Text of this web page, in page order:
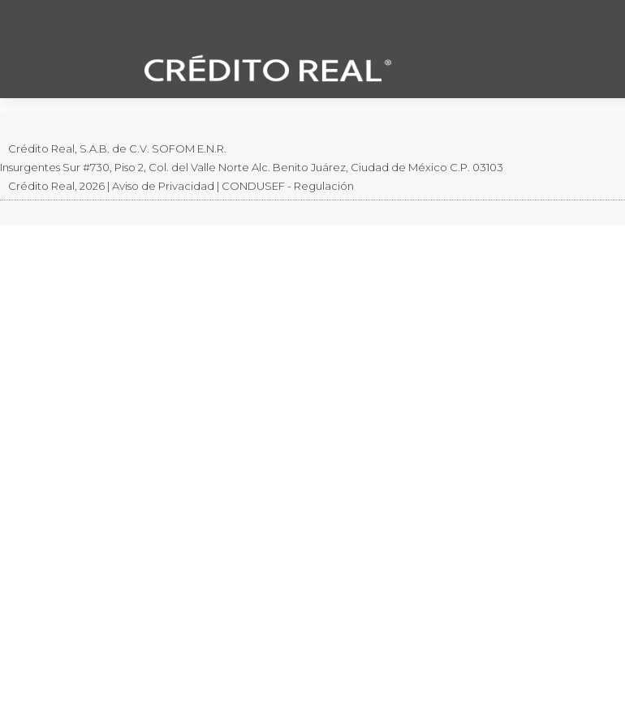
Crédito Real, S.A.B. de C.V. SOFOM E.N.R.
Insurgentes Sur #730, Piso 2, Col. del Valle Norte Alc. Benito Juárez, Ciudad de México C.P. 03103
Crédito Real, 2026 | Aviso de Privacidad | CONDUSEF - Regulación